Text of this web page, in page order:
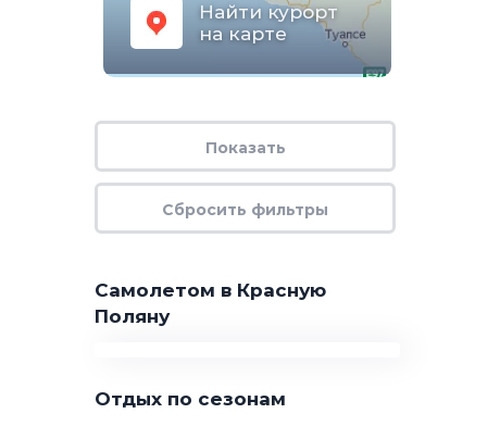
Найти курорт
на карте
Самолетом в Красную
Поляну
Отдых по сезонам